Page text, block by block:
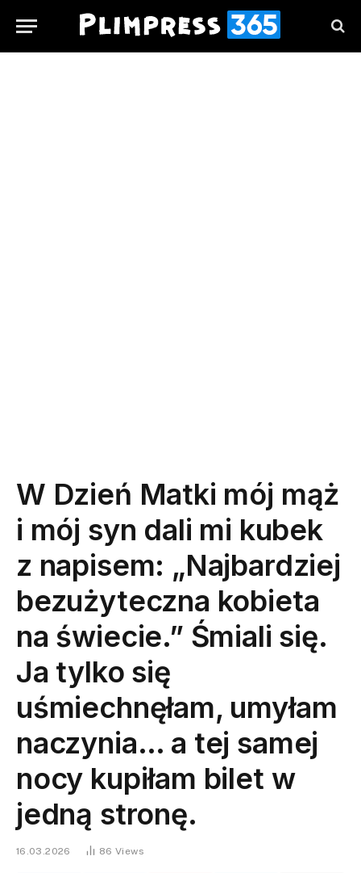
W Dzień Matki mój mąż
i mój syn dali mi kubek
z napisem: „Najbardziej
bezużyteczna kobieta
na świecie.” Śmiali się.
Ja tylko się
uśmiechnęłam, umyłam
naczynia… a tej samej
nocy kupiłam bilet w
jedną stronę.
16.03.2026 86Views